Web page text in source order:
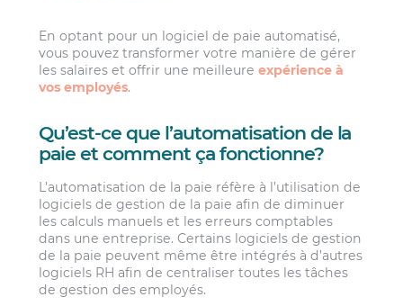
En optant pour un logiciel de paie automatisé,
vous pouvez transformer votre manière de gérer
les salaires et offrir une meilleureexpérience à
vos employés.
Qu’est-ce que l’automatisation de la
paie et comment ça fonctionne?
L’automatisation de la paie réfère à l’utilisation de
logiciels de gestion de la paie afin de diminuer
les calculs manuels et les erreurs comptables
dans une entreprise. Certains logiciels de gestion
de la paie peuvent même être intégrés à d’autres
logiciels RH afin de centraliser toutes les tâches
de gestion des employés.